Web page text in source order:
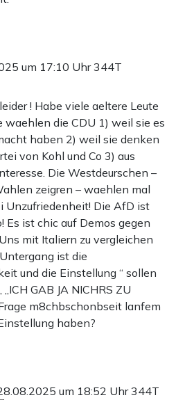
um 17:10 Uhr344T
! Habe viele aeltere Leute
waehlen die CDU 1) weil sie es
haben 2) weil sie denken
von Kohl und Co 3) aus
Die Westdeurschen –
zeigren – waehlen mal
Unzufriedenheit! Die AfD ist
Es ist chic auf Demos gegen
mit Italiern zu vergleichen
ist die
und die Einstellung “ sollen
GAB JA NICHRS ZU
Frage m8chbschonbseit lanfem
haben?
um 18:52 Uhr344T